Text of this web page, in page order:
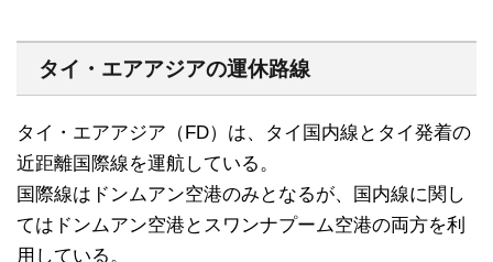
タイ・エアアジアの運休路線
タイ・エアアジア（FD）は、タイ国内線とタイ発着の
近距離国際線を運航している。
国際線はドンムアン空港のみとなるが、国内線に関し
てはドンムアン空港とスワンナプーム空港の両方を利
用している。